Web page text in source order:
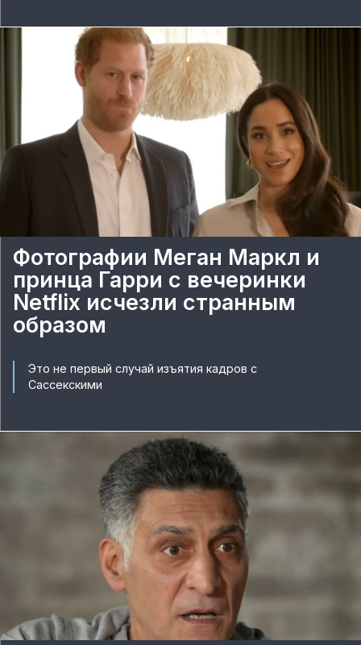
Фотографии Меган Маркл и
принца Гарри с вечеринки
Netflix исчезли странным
образом
Это не первый случай изъятия кадров с
Сассекскими